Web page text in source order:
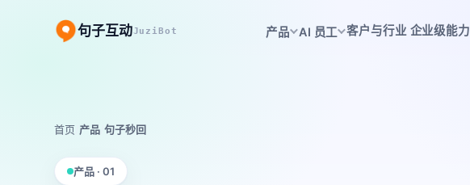
句子互动JuziBot 产品 AI 员工 客户与行业 企业级能力
首页 产品 /句子秒回
产品 · 01